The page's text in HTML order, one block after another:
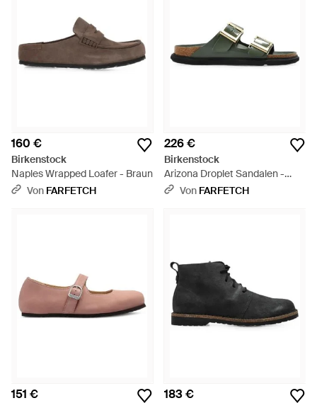
160 €
Birkenstock
Naples Wrapped Loafer - Braun
Von FARFETCH
226 €
Birkenstock
Arizona Droplet Sandalen -
GrünVon FARFETCH
151 € 183 €